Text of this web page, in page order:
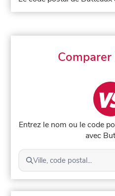
Entrez le nom ou le code
avec
Ville, code postal...